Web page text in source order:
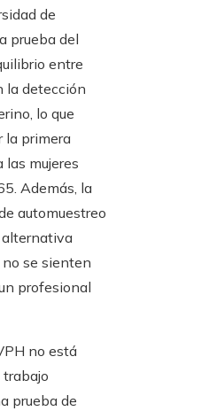
de
prueba del
entre
la detección
lo que
la primera
mujeres
Además, la
automuestreo
alternativa
se sienten
profesional
no está
trabajo
prueba de